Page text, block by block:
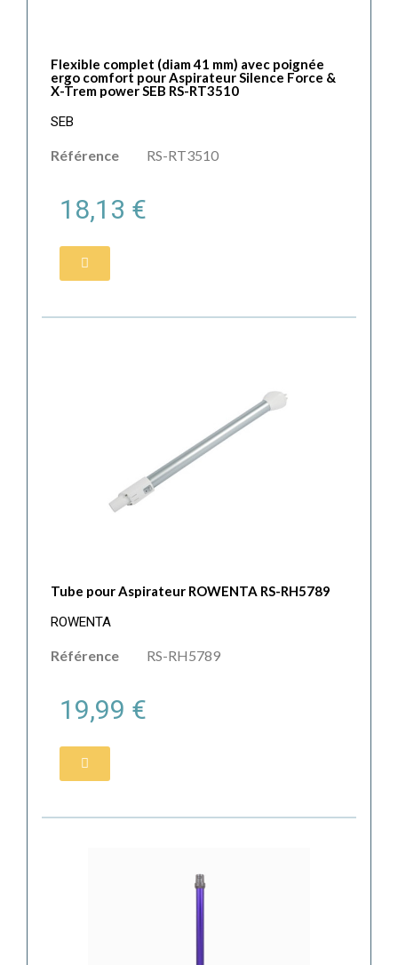
Flexible complet (diam 41 mm) avec poignée
ergo comfort pour Aspirateur Silence Force &
X-Trem power SEB RS-RT3510
SEB
Référence RS-RT3510
18,13 €
Tube pour Aspirateur ROWENTA RS-RH5789
ROWENTA
Référence RS-RH5789
19,99 €